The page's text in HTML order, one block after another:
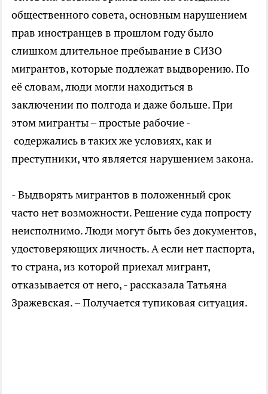
общественного совета, основным нарушением
прав иностранцев в прошлом году было
слишком длительное пребывание в СИЗО
мигрантов, которые подлежат выдворению. По
её словам, люди могли находиться в
заключении по полгода и даже больше. При
этом мигранты – простые рабочие -
содержались в таких же условиях, как и
преступники, что является нарушением закона.
- Выдворять мигрантов в положенный срок
часто нет возможности. Решение суда попросту
неисполнимо. Люди могут быть без документов,
удостоверяющих личность. А если нет паспорта,
то страна, из которой приехал мигрант,
отказывается от него, - рассказала Татьяна
Зражевская. – Получается тупиковая ситуация.